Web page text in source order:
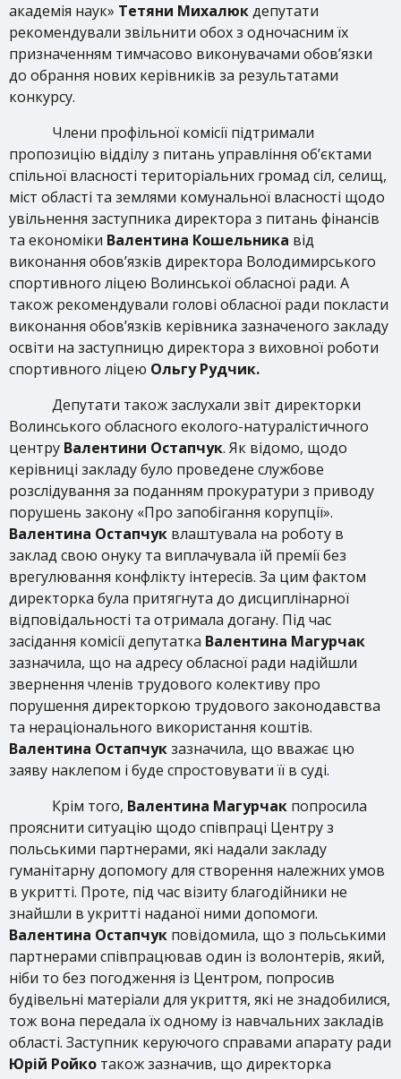
академія наук» Тетяни Михалюкдепутати
рекомендували звільнити обох з одночасним їх
призначенням тимчасово виконувачами обов’язки
до обрання нових керівників за результатами
конкурсу.
Члени профільної комісії підтримали
пропозицію відділу з питань управління об’єктами
спільної власності територіальних громад сіл, селищ,
міст області та землями комунальної власності щодо
увільнення заступника директора з питань фінансів
та економіки Валентина Кошельника від
виконання обов’язків директора Володимирського
спортивного ліцею Волинської обласної ради. А
також рекомендували голові обласної ради покласти
виконання обов’язків керівника зазначеного закладу
освіти на заступницю директора з виховної роботи
спортивного ліцею Ольгу Рудчик.
Депутати також заслухали звіт директорки
Волинського обласного еколого-натуралістичного
центру Валентини Остапчук. Як відомо, щодо
керівниці закладу було проведене службове
розслідування за поданням прокуратури з приводу
порушень закону «Про запобігання корупції».
Валентина Остапчук влаштувала на роботу в
заклад свою онуку та виплачувала їй премії без
врегулювання конфлікту інтересів. За цим фактом
директорка була притягнута до дисциплінарної
відповідальності та отримала догану. Під час
засідання комісії депутатка Валентина Магурчак
зазначила, що на адресу обласної ради надійшли
звернення членів трудового колективу про
порушення директоркою трудового законодавства
та нераціонального використання коштів.
Валентина Остапчукзазначила, що вважає цю
заяву наклепом і буде спростовувати її в суді.
Крім того, Валентина Магурчак попросила
прояснити ситуацію щодо співпраці Центру з
польськими партнерами, які надали закладу
гуманітарну допомогу для створення належних умов
в укритті. Проте, під час візиту благодійники не
знайшли в укритті наданої ними допомоги.
Валентина Остапчук повідомила, що з польськими
партнерами співпрацював один із волонтерів, який,
ніби то без погодження із Центром, попросив
будівельні матеріали для укриття, які не знадобилися,
тож вона передала їх одному із навчальних закладів
області. Заступник керуючого справами апарату ради
Юрій Ройко також зазначив, що директорка